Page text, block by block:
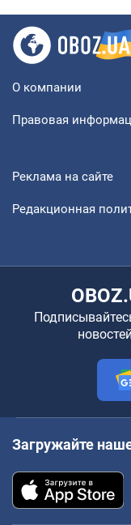
О компании
Правовая
Реклама на сайте
Редакционная
Загружайте